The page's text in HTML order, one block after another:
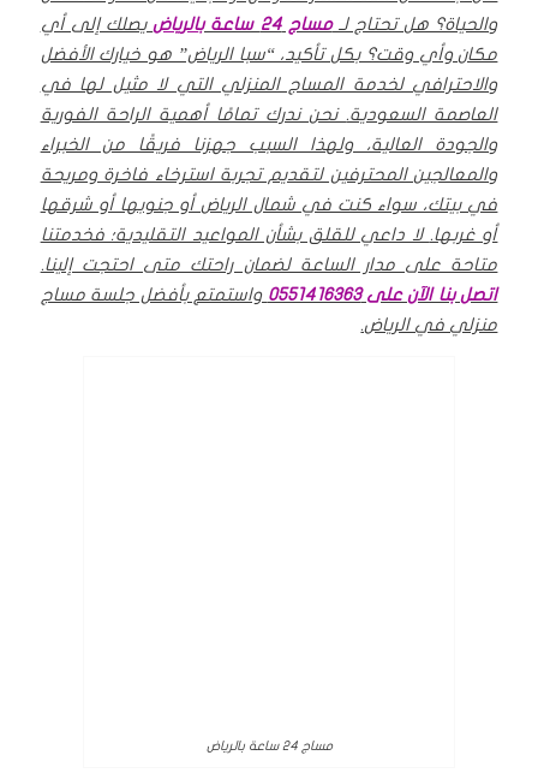
والحياة؟ هل تحتاج لـمساج 24 ساعة ب الرياضيصلك إلى أي
مكان وأي وقت؟ بكل تأكيد، “سبا الرياض” هو خيارك الأفضل
والاحترافي لخدمة المساج المنزلي التي لا مثيل لها في
العاصمة السعودية.نحن ندرك تمامًا أهمية الراحة الفورية
والجودة العالية، ولهذا السبب جهزنا فريقًا من الخبراء
والمعالجين المحترفين لتقديم تجربة استرخاء فاخرة ومريحة
في بيتك، سواء كنت في شمال الرياض أو جنوبها أو شرقها
أو غربها. لا داعي للقلق بشأن المواعيد التقليدية؛ فخدمتنا
متاحة على مدار الساعة لضمان راحتك متى احتجت إلينا.
اتصل بنا الآن على 0551416363
واستمتع بأفضل جلسة مساج
منزلي في الرياض.
مساج 24 ساعة بالرياض